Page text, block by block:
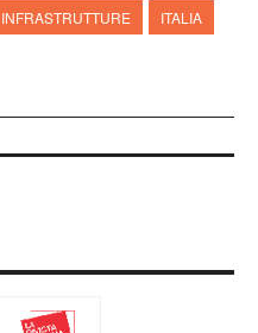
INFRASTRUTTURE
ITALIA